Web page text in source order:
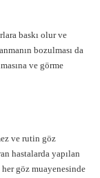
baskı olur ve
bozulması da
ve görme
ve rutin göz
hastalarda yapılan
her göz muayenesinde